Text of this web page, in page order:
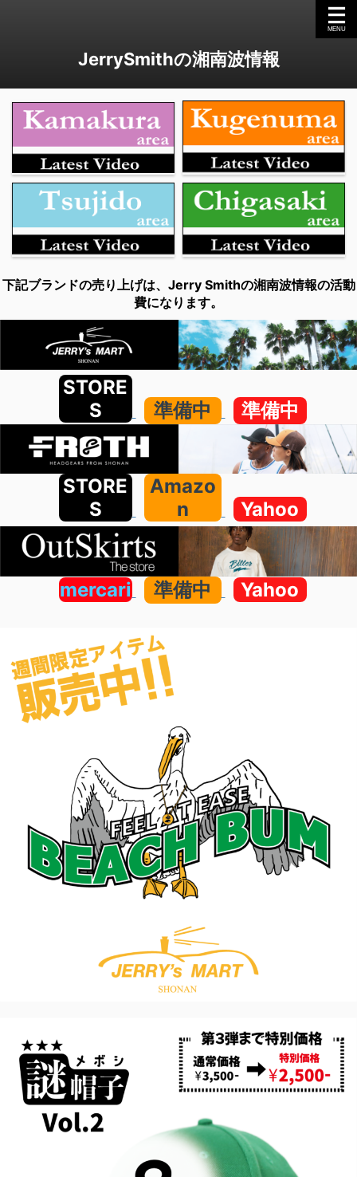
JerrySmithの湘南波情報
下記ブランドの売り上げは、Jerry Smithの湘南波情報の活動
費になります。
STORE
S
準備中 準備中
STORE
S
Amazo
n
Yahoo
mercari 準備中 Yahoo